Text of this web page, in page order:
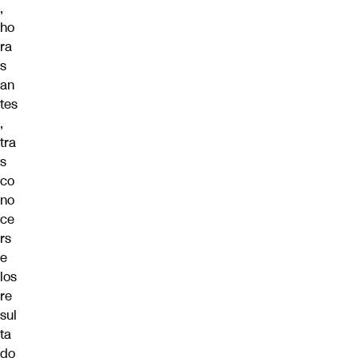
,
ho
ra
s
an
tes
,
tra
s
co
no
ce
rs
e
los
re
sul
ta
do